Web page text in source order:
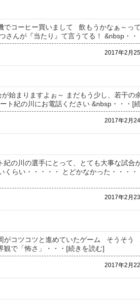
コーヒー買いまして 飲もうかなぁ～っ
さんが『当たり』て言うてる！ &nbsp ・
2017年2月25
まりますよぉ～ まだもう少し、若干の
ト紀の川にお電話ください &nbsp ・・・[
2017年2月24
の川の選手にとって、とても大事な試
くらい・・・・・ とどかなかった・・・
2017年2月23
がコツコツと進めていたゲーム そうそ
で「怖さ」
・・・[続きを読む]
2017年2月22